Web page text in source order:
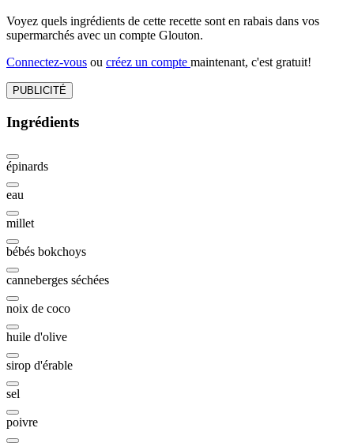
Voyez quels ingrédients de cette recette sont en rabais dans vos
supermarchés avec un compte Glouton.
Connectez-vous ou créez un compte maintenant, c'est gratuit!
PUBLICITÉ
Ingrédients
épinards
eau
millet
bébés bokchoys
canneberges séchées
noix de coco
huile d'olive
sirop d'érable
sel
poivre